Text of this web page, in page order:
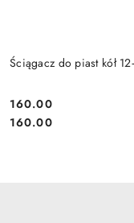
Ściągacz do piast kół
Cena:
160.00
Cena:
160.00